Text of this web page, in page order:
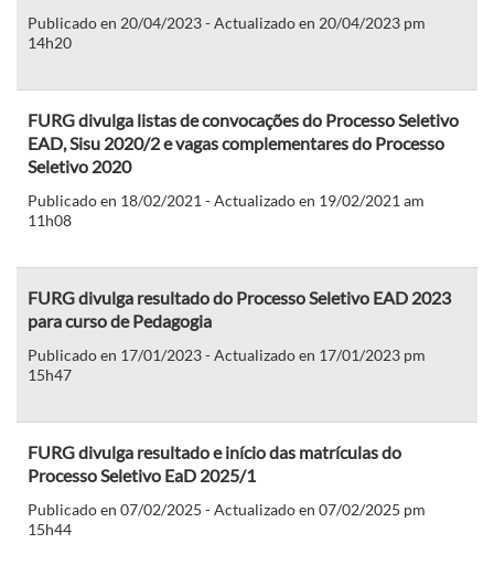
Publicado en 20/04/2023 - Actualizado en 20/04/2023 pm
14h20
FURG divulga listas de convocações do Processo Seletivo
EAD, Sisu 2020/2 e vagas complementares do Processo
Seletivo 2020
Publicado en 18/02/2021 - Actualizado en 19/02/2021 am
11h08
FURG divulga resultado do Processo Seletivo EAD 2023
para curso de Pedagogia
Publicado en 17/01/2023 - Actualizado en 17/01/2023 pm
15h47
FURG divulga resultado e início das matrículas do
Processo Seletivo EaD 2025/1
Publicado en 07/02/2025 - Actualizado en 07/02/2025 pm
15h44